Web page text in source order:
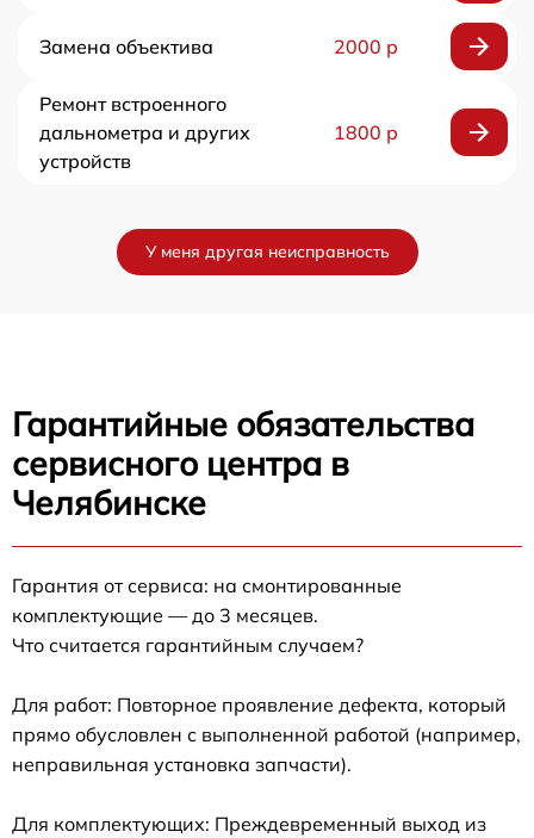
Замена объектива 2000 р
Ремонт встроенного
дальнометра и других
устройств
1800 р
У меня другая неисправность
Гарантийные обязательства
сервисного центра в
Челябинске
Гарантия от сервиса: на смонтированные
комплектующие — до 3 месяцев.
Что считается гарантийным случаем?
Для работ: Повторное проявление дефекта, который
прямо обусловлен с выполненной работой (например,
неправильная установка запчасти).
Для комплектующих: Преждевременный выход из